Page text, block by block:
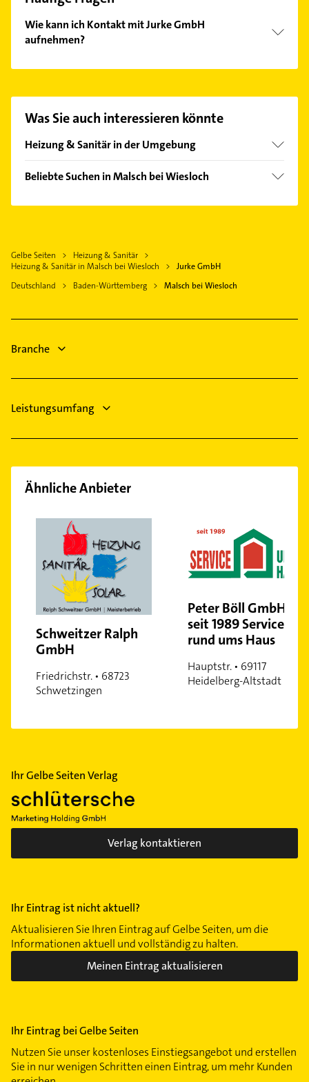
Wie kann ich Kontakt mit Jurke GmbH
aufnehmen?
finden Sie alleKontaktdaten.
Was Sie auch interessieren könnte
Heizung & Sanitär in der Umgebung
Mühlhausen Kraichgau
Wiesloch
Sandhausen Baden
Leimen Baden
Hockenheim
Sinsheim
Beliebte Suchen in Malsch bei Wiesloch
Gartenbau & Landschaftsbau
Krankengymnastik
Gelbe Seiten
Heizung & Sanitär
Heizung & Sanitär in Malsch bei Wiesloch
Jurke GmbH
Deutschland
Baden-Württemberg Malsch bei Wiesloch
Branche
Leistungsumfang
Ähnliche Anbieter
Schweitzer Ralph
GmbH
Friedrichstr. • 68723
Schwetzingen
Peter Böll GmbH -
seit 1989 Service
rund ums Haus
Hauptstr. • 69117
Heidelberg-Altstadt
Ihr Gelbe Seiten Verlag
Verlag kontaktieren
Ihr Eintrag ist nicht aktuell?
Aktualisieren Sie Ihren Eintrag auf Gelbe Seiten, um die
Informationen aktuell und vollständig zu halten.
Meinen Eintrag aktualisieren
Ihr Eintrag bei Gelbe Seiten
Nutzen Sie unser kostenloses Einstiegsangebot und erstellen
Sie in nur wenigen Schritten einen Eintrag, um mehr Kunden